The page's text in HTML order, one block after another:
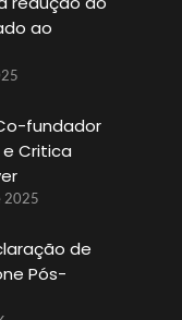
ao
fundador
Critica
2025
de
Pós-